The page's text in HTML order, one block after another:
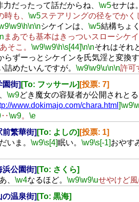
力だったって話だからね、 \w5セナは。
も、 \w5ステアリングの径をでか
\w9\h\n\nシケインは、 \w5結構ちょ
まあでも基本はきっついスローシケイ
あそこ。 \w9\w9\h\s[44]\n\nそれはそれ
らずーっとシケインを氏気淫と変換す
詰めたいんですが。 \w9\w9\u\n\n許可
園街] [To: フッサール] [投票: 7]
\w9どき魔女の容疑者が公開されとる
www.dokimajo.com/chara.html ]\w9
‥\w9。 \e
前繁華街] [To: よしの] [投票: 1]
いま。 \w9\s[4]眠い。 \w9\s[-1]おやす
浜公園街] [To: さくら]
、 \w4なるほど。 \w9\w9\uせやけど風
の温泉街] [To: 黒海]